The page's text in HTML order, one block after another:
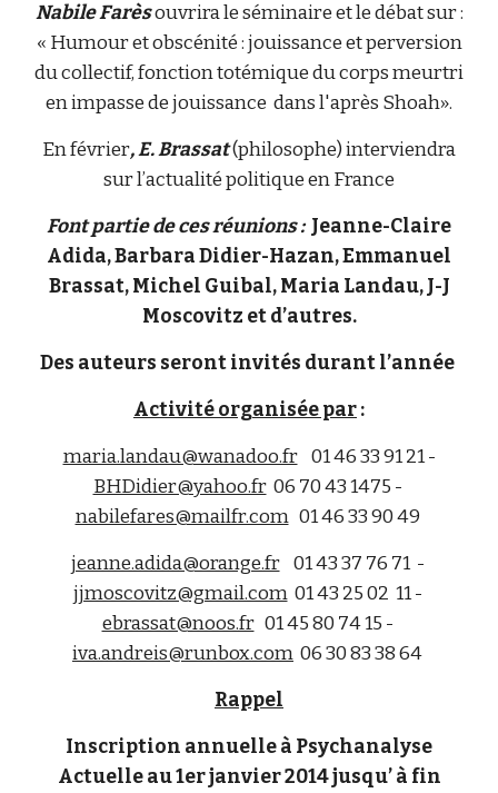
Nabile Farèsouvrira le séminaire et le débat sur :
« Humour et obscénité : jouissance et perversion
du collectif, fonction totémique du corps meurtri
en impasse de jouissance dans l'après Shoah».
En février, E. Brassat(philosophe) interviendra
sur l’actualité politique en France
Font partie de ces réunions : Jeanne-Claire
Adida, Barbara Didier-Hazan, Emmanuel
Brassat, Michel Guibal, Maria Landau, J-J
Moscovitz et d’autres.
Des auteurs seront invités durant l’année
Activité organisée par:
maria.landau@wanadoo.fr01 46 33 91 21 -
BHDidier@yahoo.fr06 70 43 1475 -
nabilefares@mailfr.com01 46 33 90 49
jeanne.adida@orange.fr01 43 37 76 71 -
jjmoscovitz@gmail.com01 43 25 02 11 -
ebrassat@noos.fr01 45 80 74 15 -
iva.andreis@runbox.com 06 30 83 38 64
Rappel
Inscription annuelle à Psychanalyse
Actuelle au 1er janvier 2014 jusqu’ à fin